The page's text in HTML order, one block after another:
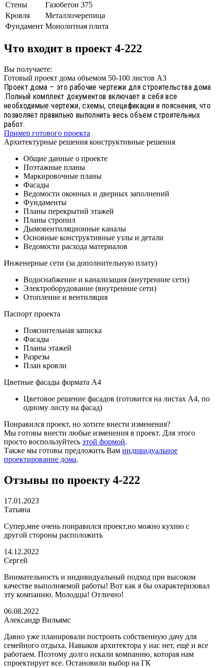
Стены
Газобетон 375
Кровля
Металлочерепица
Фундамент Монолитная плита
Что входит в проект 4-222
Вы получаете:
Готовый проект дома объемом 50-100 листов А3
Проект дома – это рабочие чертежи для строительства дома
.Полный комплект документов включает в себя все
необходимые чертежи, схемы, спецификации и пояснения, что
позволяет правильно выполнить весь объем строительных
работ.
Пример готового проекта
Архитектурные решения конструктивные решения
Общие данные о проекте
Поэтажные планы
Маркировочные планы
Фасады
Ведомости оконных и дверных заполнений
Фундаменты
Планы перекрытий этажей
Планы стропил
Дымовентиляционные каналы
Основные конструктивные узлы и детали
Ведомости расхода материалов
Инженерные сети (за дополнительную плату)
Водоснабжение и канализация (внутренние сети)
Электроборудование (внутренние сети)
Отопление и вентиляция
Паспорт проекта
Пояснительная записка
Фасады
Планы этажей
Разрезы
План кровли
Цветные фасады формата А4
Цветовое решение фасадов (готовится на листах А4, по
одному листу на фасад)
Понравился проект, но хотите внести изменения?
Мы готовы внести любые изменения в проект. Для этого
просто воспользуйтесь этой формой.
Также мы готовы предложить Вам индивидуальное
проектирование дома.
Отзывы по проекту 4-222
17.01.2023
Татьяна
Супер,мне очень понравился проект,но можно кухню с
другой стороны расположить
14.12.2022
Сергей
Внимательность и индивидуальный подход при высоком
качестве выполняемой работы! Вот как я бы охарактеризовал
эту компанию. Молодцы! Отлично!
06.08.2022
Александр Вильямс
Давно уже планировали построить собственную дачу для
семейного отдыха. Навыков архитектора у нас нет, ещё и все
работаем. Поэтому долго искали компанию, которая нам
спроектирует все. Остановили выбор на ГК